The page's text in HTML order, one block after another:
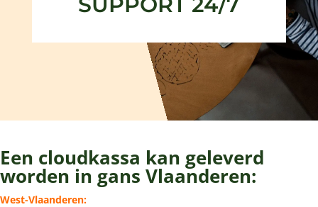
Een cloudkassa kan geleverd
worden in gans Vlaanderen:
West-Vlaanderen: